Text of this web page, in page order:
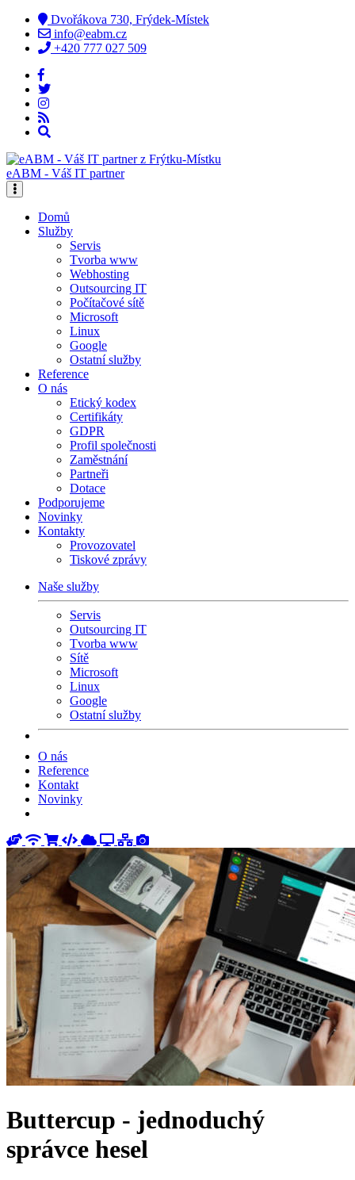
Dvořákova 730, Frýdek-Místek
info@eabm.cz
+420 777 027 509
eABM - Váš IT partner
Domů
Služby
Servis
Tvorba www
Webhosting
Outsourcing IT
Počítačové sítě
Microsoft
Linux
Google
Ostatní služby
Reference
O nás
Etický kodex
Certifikáty
GDPR
Profil společnosti
Zaměstnání
Partneři
Dotace
Podporujeme
Novinky
Kontakty
Provozovatel
Tiskové zprávy
Naše služby
Servis
Outsourcing IT
Tvorba www
Sítě
Microsoft
Linux
Google
Ostatní služby
O nás
Reference
Kontakt
Novinky
Buttercup - jednoduchý
správce hesel